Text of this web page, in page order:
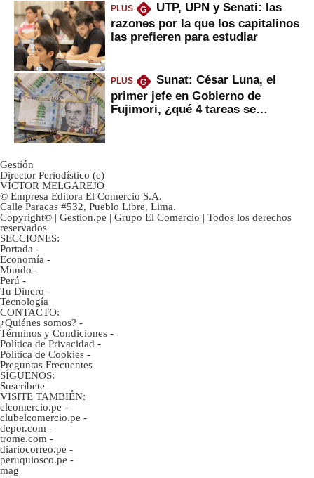
PLUS G
UTP, UPN y Senati: las
razones por la que los capitalinos
las prefieren para estudiar
PLUS G
Sunat: César Luna, el
primer jefe en Gobierno de
Fujimori, ¿qué 4 tareas se
Gestión
Director Periodístico (e)
VÍCTOR MELGAREJO
© Empresa Editora El Comercio S.A.
Calle Paracas #532, Pueblo Libre, Lima.
Copyright© | Gestion.pe | Grupo El Comercio | Todos los derechos
reservados
SECCIONES:
Portada -
Economía -
Mundo -
Perú -
Tu Dinero -
Tecnología
CONTACTO:
¿Quiénes somos? -
Términos y Condiciones -
Política de Privacidad -
Politica de Cookies -
Preguntas Frecuentes
SÍGUENOS:
Suscríbete
VISITE TAMBIÉN:
elcomercio.pe -
clubelcomercio.pe -
depor.com -
trome.com -
diariocorreo.pe -
peruquiosco.pe -
mag